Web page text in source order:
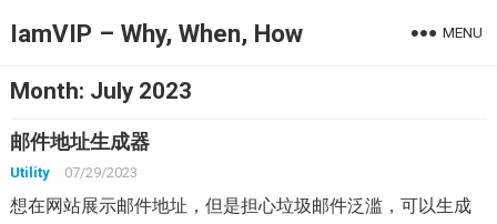
IamVIP – Why, When, How MENU
Month: July 2023
邮件地址生成器
Utility 07/29/2023
想在网站展示邮件地址，但是担心垃圾邮件泛滥，可以生成